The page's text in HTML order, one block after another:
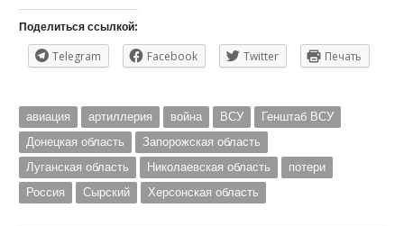
Поделиться ссылкой:
Telegram Facebook Twitter Печать
авиация артиллерия война ВСУ
Генштаб ВСУ
Донецкая область
Запорожская область
Луганская область
Николаевская область
потери
Россия
Сырский Херсонская область